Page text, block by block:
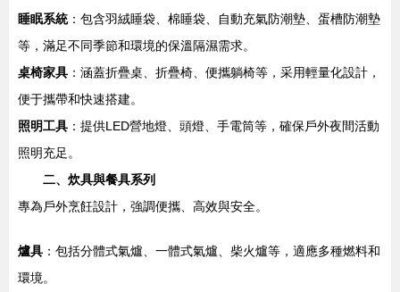
睡眠系統：包含羽絨睡袋、棉睡袋、自動充氣防潮墊、蛋槽防潮墊
等，滿足不同季節和環境的保溫隔濕需求。
桌椅家具 ：涵蓋折疊桌、折疊椅、便攜躺椅等，采用輕量化設計，
便于攜帶和快速搭建。
照明工具 ：提供LED營地燈、頭燈、手電筒等，確保戶外夜間活動
照明充足。
二、炊具與餐具系列
專為戶外烹飪設計，強調便攜、高效與安全。
爐具 ：包括分體式氣爐、一體式氣爐、柴火爐等，適應多種燃料和
環境。